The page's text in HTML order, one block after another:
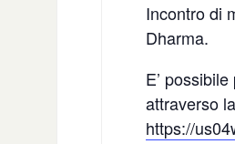
Incontro di
Dharma.
E’
attraverso
https://